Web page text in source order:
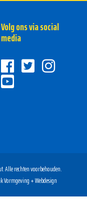
Volg ons via social
media
Alle rechten voorbehouden.
Vormgeving + Webdesign